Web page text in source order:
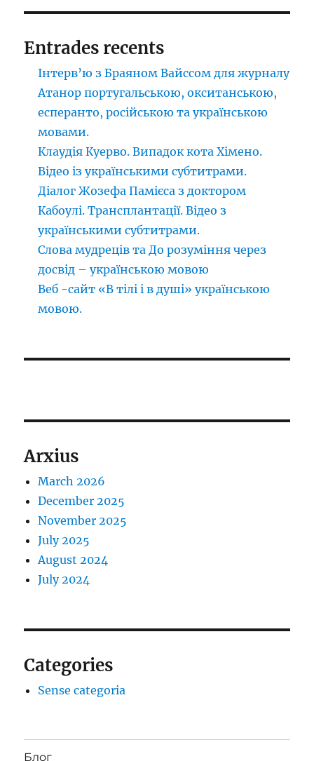
Entrades recents
Інтерв’ю з Браяном Вайссом для журналу
Атанор португальською, окситанською,
есперанто, російською та українською
мовами.
Клаудія Куерво. Випадок кота Хімено.
Відео із українськими субтитрами.
Діалог Жозефа Памієса з доктором
Кабоулі. Трансплантації. Відео з
українськими субтитрами.
Слова мудреців та До розуміння через
досвід – українською мовою
Веб -сайт «В тілі і в душі» українською
мовою.
Arxius
March 2026
December 2025
November 2025
July 2025
August 2024
July 2024
Categories
Sense categoria
Блог